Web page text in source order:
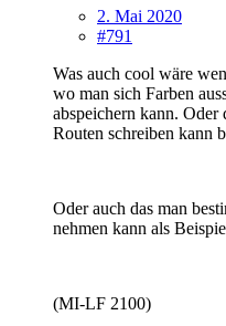
2. Mai 2020
#791
Was auch cool wäre
wo man sich Farben
abspeichern kann. Oder
Routen schreiben kann
Oder auch das man
nehmen kann als
(MI-LF 2100)